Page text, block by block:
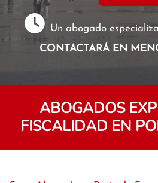
Un abogado
CONTACTARÁ EN
ABOGADOS
FISCALIDAD EN